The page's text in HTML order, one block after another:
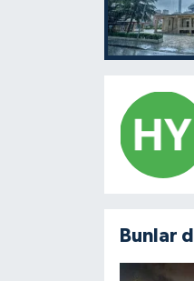
Bunlar